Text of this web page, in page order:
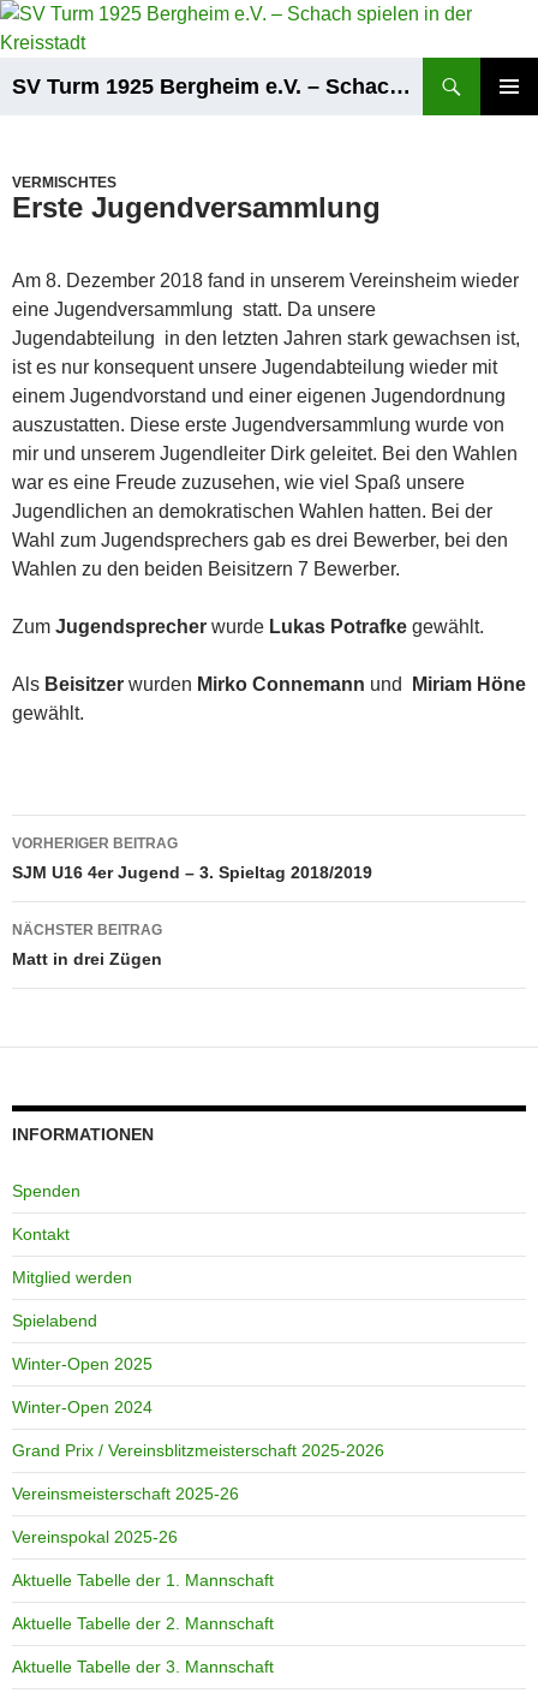
Zum
Inhalt
SV Turm 1925 Bergheim e.V. – Schach spielen in der Kreisstadt
VERMISCHTES
Erste Jugendversammlung
Am 8. Dezember 2018 fand in unserem Vereinsheim wieder
eine Jugendversammlung statt. Da unsere
Jugendabteilung in den letzten Jahren stark gewachsen ist,
ist es nur konsequent unsere Jugendabteilung wieder mit
einem Jugendvorstand und einer eigenen Jugendordnung
auszustatten. Diese erste Jugendversammlung wurde von
mir und unserem Jugendleiter Dirk geleitet. Bei den Wahlen
war es eine Freude zuzusehen, wie viel Spaß unsere
Jugendlichen an demokratischen Wahlen hatten. Bei der
Wahl zum Jugendsprechers gab es drei Bewerber, bei den
Wahlen zu den beiden Beisitzern 7 Bewerber.
Zum Jugendsprecher wurde Lukas Potrafke gewählt.
Als Beisitzer wurden Mirko Connemann und
Miriam Höne
gewählt.
Beitragsnavigation
VORHERIGER BEITRAG
SJM U16 4er Jugend – 3. Spieltag 2018/2019
NÄCHSTER BEITRAG
Matt in drei Zügen
INFORMATIONEN
Spenden
Kontakt
Mitglied werden
Spielabend
Winter-Open 2025
Winter-Open 2024
Grand Prix / Vereinsblitzmeisterschaft 2025-2026
Vereinsmeisterschaft 2025-26
Vereinspokal 2025-26
Aktuelle Tabelle der 1. Mannschaft
Aktuelle Tabelle der 2. Mannschaft
Aktuelle Tabelle der 3. Mannschaft